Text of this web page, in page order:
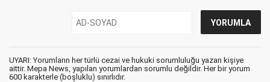
UYARI: Yorumların her türlü cezai ve hukuki sorumluluğu yazan kişiye
aittir. Mepa News, yapılan yorumlardan sorumlu değildir. Her bir yorum
600 karakterle (boşluklu) sınırlıdır.